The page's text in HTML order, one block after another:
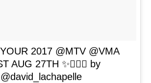
2017 @MTV @VMA
AUG 27TH ✨✌🏼📸 by
@david_lachapelle